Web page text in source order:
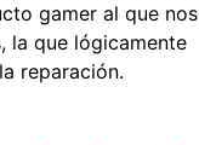
gamer al que nos
la que lógicamente
reparación.